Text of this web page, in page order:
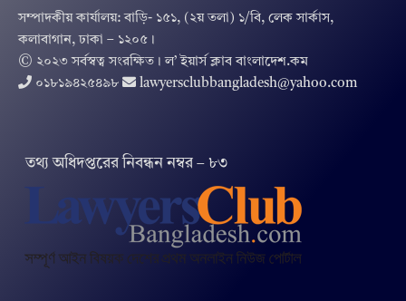
সম্পাদকীয় কার্যালয়: বাড়ি- ১৫১, (২য় তলা) ১/বি, লেক সার্কাস,
কলাবাগান, ঢাকা – ১২০৫।
© ২০২৩ সর্বস্বত্ব সংরক্ষিত । ল’ ইয়ার্স ক্লাব বাংলাদেশ.কম
০১৮১৯৪২৫৪৯৮
lawyersclubbangladesh@yahoo.com
তথ‌্য অ‌ধিদপ্ত‌রের নিবন্ধন নম্বর – ৮৩